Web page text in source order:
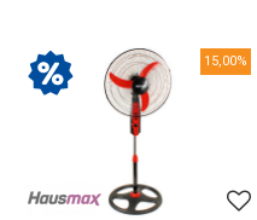
15,00%